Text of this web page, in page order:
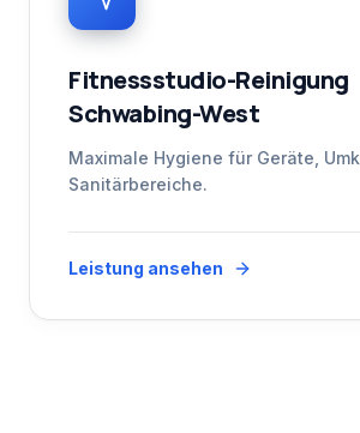
Fitnessstudio-Reinigung
Schwabing-West
Maximale Hygiene für Geräte,
Sanitärbereiche.
Leistung ansehen